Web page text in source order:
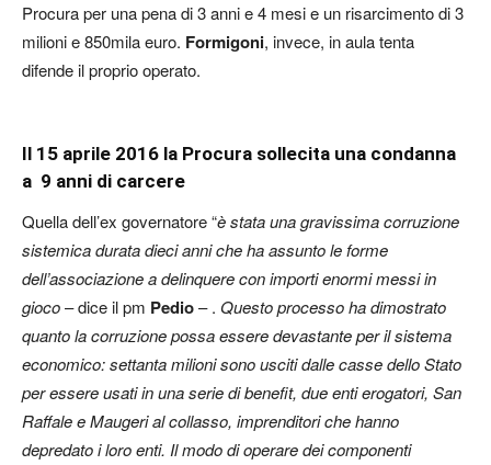
Procura per una pena di 3 anni e 4 mesi e un risarcimento di 3
milioni e 850mila euro. Formigoni, invece, in aula tenta
difende il proprio operato.
Il 15 aprile 2016 la Procura sollecita una condanna
a 9 anni di carcere
Quella dell’ex governatore “è stata una gravissima corruzione
sistemica durata dieci anni che ha assunto le forme
dell’associazione a delinquere con importi enormi messi in
gioco– dice il pm Pedio– . Questo processo ha dimostrato
quanto la corruzione possa essere devastante per il sistema
economico: settanta milioni sono usciti dalle casse dello Stato
per essere usati in una serie di benefit, due enti erogatori, San
Raffale e Maugeri al collasso, imprenditori che hanno
depredato i loro enti. Il modo di operare dei componenti